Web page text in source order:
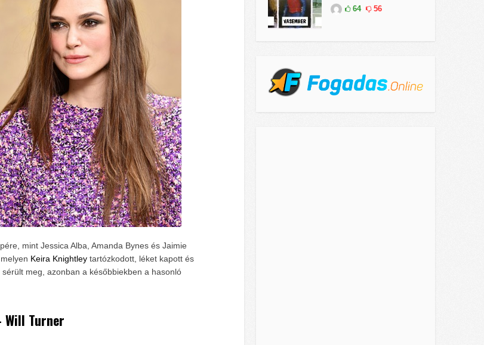
mint Jessica Alba, Amanda Bynes és Jaimie
Keira Knightley tartózkodott, léket kapott és
meg, azonban a későbbiekben a hasonló
Will Turner
64 56